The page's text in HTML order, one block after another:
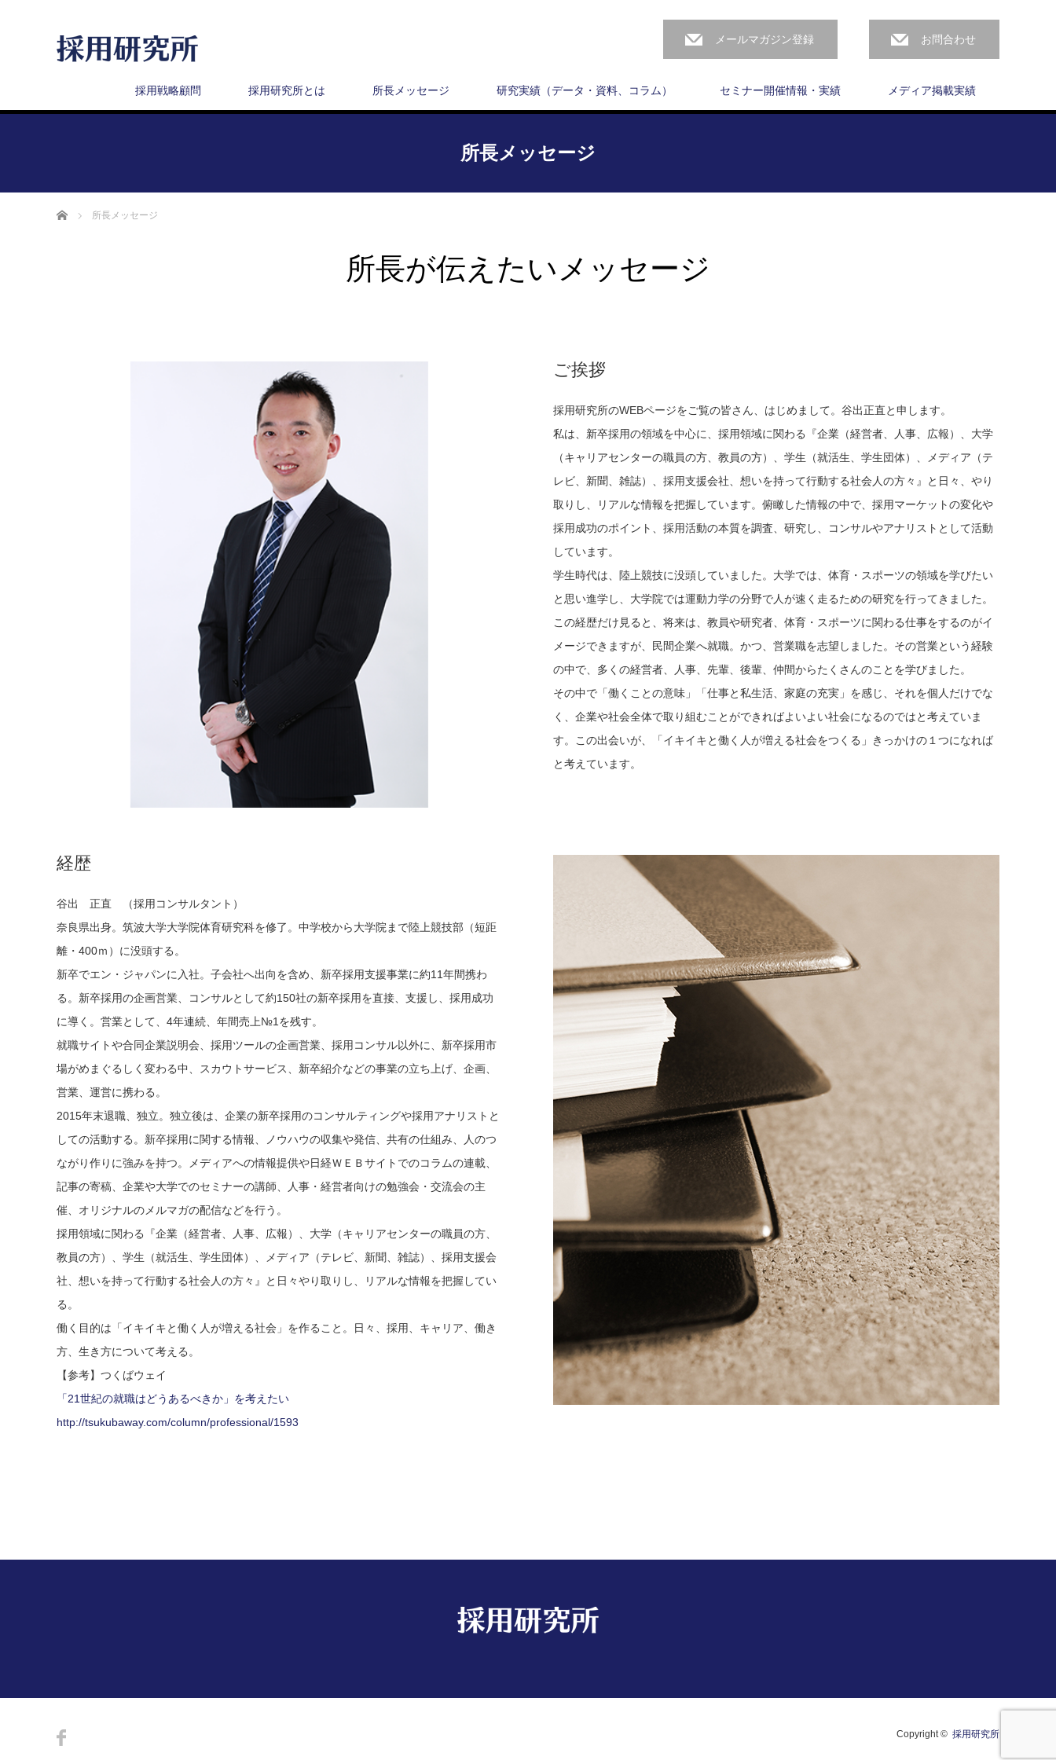
メールマガジン登録 お問合わせ
採用戦略顧問 採用研究所とは 所長メッセージ 研究実績（データ・資料、コラム） セミナー開催情報・実績 メディア掲載実績
所長メッセージ
Home 所長メッセージ
所長が伝えたいメッセージ
ご挨拶
採用研究所のWEBページをご覧の皆さん、はじめまして。谷出正直と申します。
私は、新卒採用の領域を中心に、採用領域に関わる『企業（経営者、人事、広報）、大学
（キャリアセンターの職員の方、教員の方）、学生（就活生、学生団体）、メディア（テ
レビ、新聞、雑誌）、採用支援会社、想いを持って行動する社会人の方々』と日々、やり
取りし、リアルな情報を把握しています。俯瞰した情報の中で、採用マーケットの変化や
採用成功のポイント、採用活動の本質を調査、研究し、コンサルやアナリストとして活動
しています。
学生時代は、陸上競技に没頭していました。大学では、体育・スポーツの領域を学びたい
と思い進学し、大学院では運動力学の分野で人が速く走るための研究を行ってきました。
この経歴だけ見ると、将来は、教員や研究者、体育・スポーツに関わる仕事をするのがイ
メージできますが、民間企業へ就職。かつ、営業職を志望しました。その営業という経験
の中で、多くの経営者、人事、先輩、後輩、仲間からたくさんのことを学びました。
その中で「働くことの意味」「仕事と私生活、家庭の充実」を感じ、それを個人だけでな
く、企業や社会全体で取り組むことができればよいよい社会になるのではと考えていま
す。この出会いが、「イキイキと働く人が増える社会をつくる」きっかけの１つになれば
と考えています。
経歴
谷出 正直 （採用コンサルタント）
奈良県出身。筑波大学大学院体育研究科を修了。中学校から大学院まで陸上競技部（短距
離・400ｍ）に没頭する。
新卒でエン・ジャパンに入社。子会社へ出向を含め、新卒採用支援事業に約11年間携わ
る。新卒採用の企画営業、コンサルとして約150社の新卒採用を直接、支援し、採用成功
に導く。営業として、4年連続、年間売上№1を残す。
就職サイトや合同企業説明会、採用ツールの企画営業、採用コンサル以外に、新卒採用市
場がめまぐるしく変わる中、スカウトサービス、新卒紹介などの事業の立ち上げ、企画、
営業、運営に携わる。
2015年末退職、独立。独立後は、企業の新卒採用のコンサルティングや採用アナリストと
しての活動する。新卒採用に関する情報、ノウハウの収集や発信、共有の仕組み、人のつ
ながり作りに強みを持つ。メディアへの情報提供や日経ＷＥＢサイトでのコラムの連載、
記事の寄稿、企業や大学でのセミナーの講師、人事・経営者向けの勉強会・交流会の主
催、オリジナルのメルマガの配信などを行う。
採用領域に関わる『企業（経営者、人事、広報）、大学（キャリアセンターの職員の方、
教員の方）、学生（就活生、学生団体）、メディア（テレビ、新聞、雑誌）、採用支援会
社、想いを持って行動する社会人の方々』と日々やり取りし、リアルな情報を把握してい
る。
働く目的は「イキイキと働く人が増える社会」を作ること。日々、採用、キャリア、働き
方、生き方について考える。
【参考】つくばウェイ
「21世紀の就職はどうあるべきか」を考えたい
http://tsukubaway.com/column/professional/1593
Copyright © 採用研究所